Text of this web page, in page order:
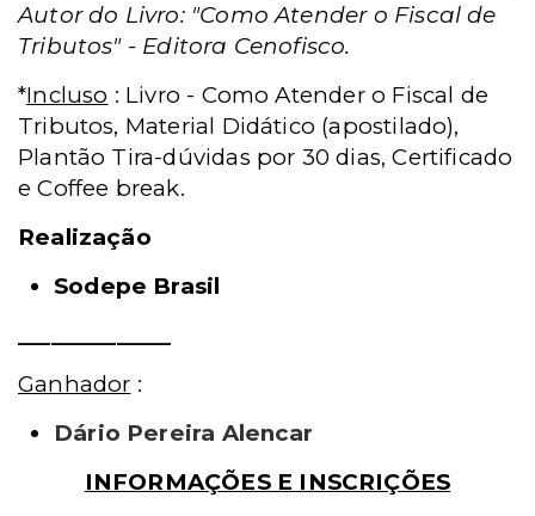
Autor do Livro: "Como Atender o Fiscal de
Tributos" - Editora Cenofisco.
*Incluso : Livro - Como Atender o Fiscal de
Tributos, Material Didático (apostilado),
Plantão Tira-dúvidas por 30 dias, Certificado
e Coffee break.
Realização
Sodepe Brasil
Ganhador :
Dário Pereira Alencar
INFORMAÇÕES E INSCRIÇÕES